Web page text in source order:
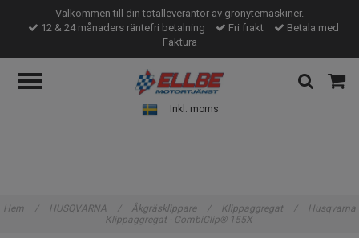
Välkommen till din totalleverantör av grönytemaskiner.
12 & 24 månaders räntefri betalning
Fri frakt
Betala med
Faktura
Inkl. moms
Hem / HUSQVARNA / Åkgräsklippare / Klippaggregat /
Husqvarna
Klippaggregat - CombiClip® 155X